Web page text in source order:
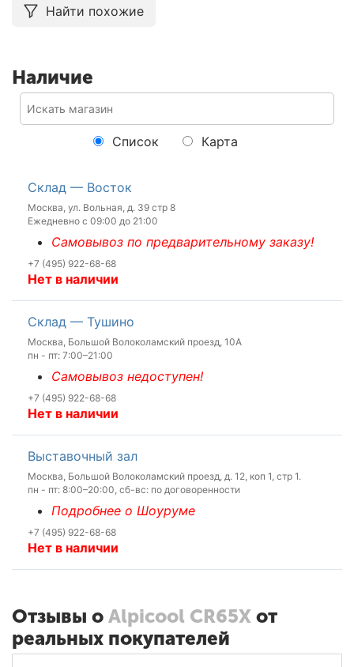
Найти похожие
Наличие
Список Карта
Склад — Восток
Москва, ул. Вольная, д. 39 стр 8
Ежедневно с 09:00 до 21:00
Самовывоз по предварительному заказу!
+7 (495) 922-68-68
Нет в наличии
Склад — Тушино
Москва, Большой Волоколамский проезд, 10А
пн - пт: 7:00–21:00
Самовывоз недоступен!
+7 (495) 922-68-68
Нет в наличии
Выставочный зал
Москва, Большой Волоколамский проезд, д. 12, коп 1, стр 1.
пн - пт: 8:00–20:00, сб-вс: по договоренности
Подробнее о Шоуруме
+7 (495) 922-68-68
Нет в наличии
Отзывы о Alpicool CR65X от
реальных покупателей